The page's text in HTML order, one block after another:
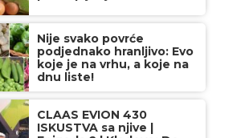
Nije svako povrće
podjednako hranljivo: Evo
koje je na vrhu, a koje na
dnu liste!
CLAAS EVION 430
ISKUSTVA sa njive |